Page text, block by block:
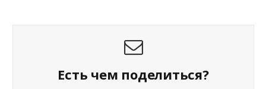
Есть чем поделиться?